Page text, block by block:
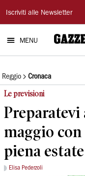
Gazzetta
di
Reggio
Iscriviti alle Newsletter
MENU
Reggio Cronaca
Le previsioni
Preparatevi
maggio
piena estate
Elisa Pederzoli